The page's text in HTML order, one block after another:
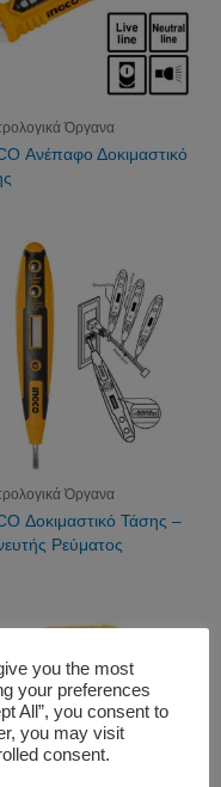
Όργανα
Ανέπαφο Δοκιμαστικό
Όργανα
Δοκιμαστικό Τάσης –
Ρεύματος
you the most
your preferences
All”, you consent to
you may visit
consent.